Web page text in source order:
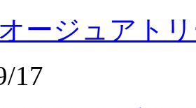
ージュアト
17